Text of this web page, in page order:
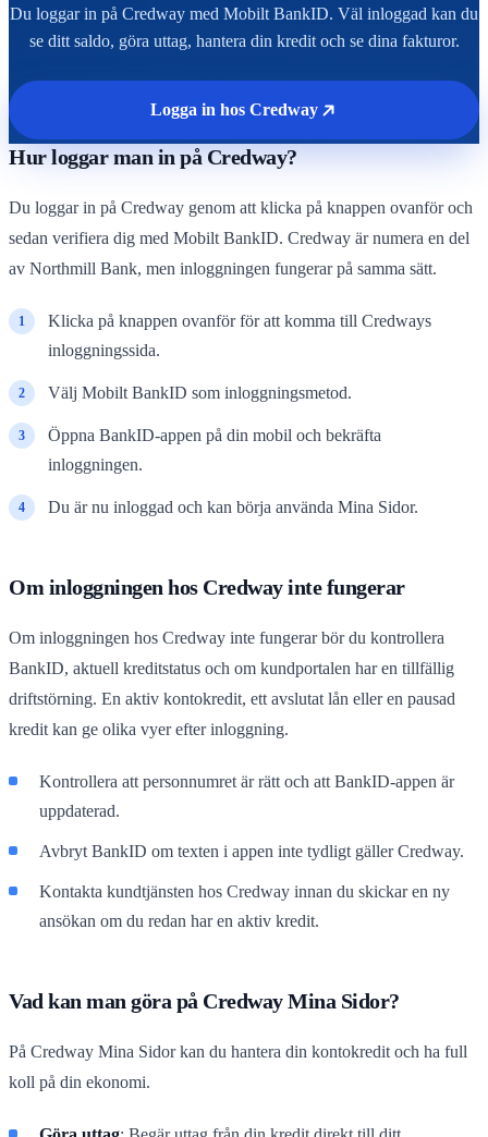
Du loggar in på Credway med Mobilt BankID. Väl inloggad kan du
se ditt saldo, göra uttag, hantera din kredit och se dina fakturor.
Logga in hos Credway
Hur loggar man in på Credway?
Du loggar in på Credway genom att klicka på knappen ovanför och
sedan verifiera dig med Mobilt BankID. Credway är numera en del
av Northmill Bank, men inloggningen fungerar på samma sätt.
Klicka på knappen ovanför för att komma till Credways
inloggningssida.
Välj Mobilt BankID som inloggningsmetod.
Öppna BankID-appen på din mobil och bekräfta
inloggningen.
Du är nu inloggad och kan börja använda Mina Sidor.
Om inloggningen hos Credway inte fungerar
Om inloggningen hos Credway inte fungerar bör du kontrollera
BankID, aktuell kreditstatus och om kundportalen har en tillfällig
driftstörning. En aktiv kontokredit, ett avslutat lån eller en pausad
kredit kan ge olika vyer efter inloggning.
Kontrollera att personnumret är rätt och att BankID-appen är
uppdaterad.
Avbryt BankID om texten i appen inte tydligt gäller Credway.
Kontakta kundtjänsten hos Credway innan du skickar en ny
ansökan om du redan har en aktiv kredit.
Vad kan man göra på Credway Mina Sidor?
På Credway Mina Sidor kan du hantera din kontokredit och ha full
koll på din ekonomi.